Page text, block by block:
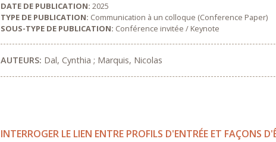
DATE DE PUBLICATION: 2025
TYPE DE PUBLICATION: Communication à un colloque (Conference Paper)
SOUS-TYPE DE PUBLICATION: Conférence invitée / Keynote
AUTEURS: Dal, Cynthia ; Marquis, Nicolas
INTERROGER LE LIEN ENTRE PROFILS D'ENTRÉE ET FAÇONS